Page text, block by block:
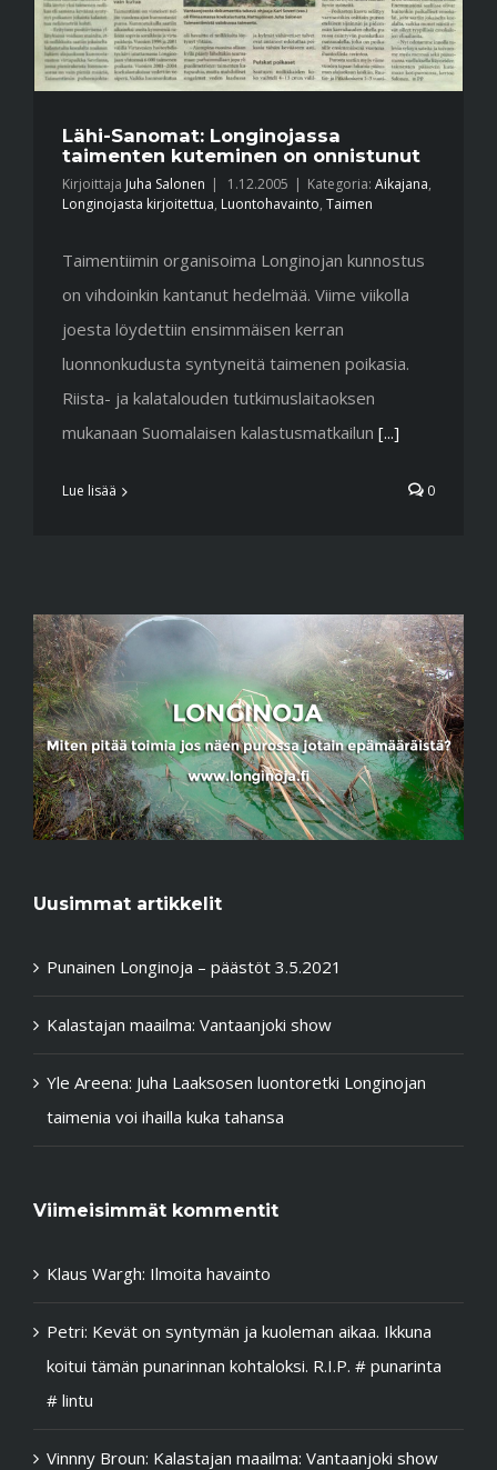
Lähi-Sanomat: Longinojassa
taimenten kuteminen on onnistunut
Kirjoittaja Juha Salonen | 1.12.2005 | Kategoria: Aikajana,
Longinojasta kirjoitettua, Luontohavainto, Taimen
Taimentiimin organisoima Longinojan kunnostus
on vihdoinkin kantanut hedelmää. Viime viikolla
joesta löydettiin ensimmäisen kerran
luonnonkudusta syntyneitä taimenen poikasia.
Riista- ja kalatalouden tutkimuslaitaoksen
mukanaan Suomalaisen kalastusmatkailun [...]
Lue lisää 0
Uusimmat artikkelit
Punainen Longinoja – päästöt 3.5.2021
Kalastajan maailma: Vantaanjoki show
Yle Areena: Juha Laaksosen luontoretki Longinojan
taimenia voi ihailla kuka tahansa
Viimeisimmät kommentit
Klaus Wargh: Ilmoita havainto
Petri: Kevät on syntymän ja kuoleman aikaa. Ikkuna
koitui tämän punarinnan kohtaloksi. R.I.P. # punarinta
# lintu
Vinnny Broun: Kalastajan maailma: Vantaanjoki show